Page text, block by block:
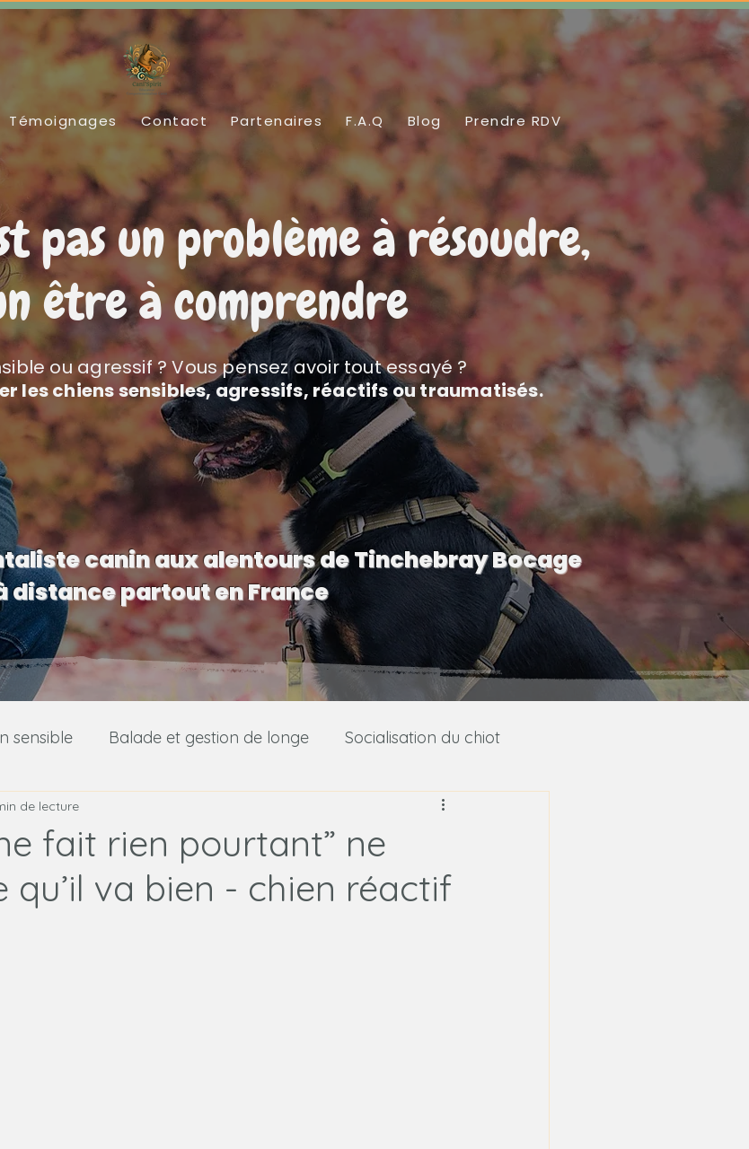
Témoignages Contact Partenaires F.A.Q Blog Prendre RDV
pas un problème à résoudre,
être à comprendre
ou agressif ? Vous pensez avoir tout essayé ?
les chiens sensibles, agressifs, réactifs ou traumatisés.
canin aux alentours de Tinchebray Bocage
distance partout en France
sensible Balade et gestion de longe Socialisation du chiot
humain chien
fait rien pourtant” ne
qu’il va bien - chien réactif
de lecture